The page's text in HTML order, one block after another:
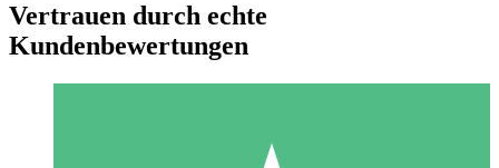
Vertrauen durch echte
Kundenbewertungen